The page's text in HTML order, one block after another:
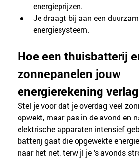
energieprijzen.
Je draagt bij aan een
energiesysteem.
Hoe een thuisbatterij
zonnepanelen jouw
energierekening
Stel je voor dat je overdag veel
opwekt, maar pas in de avond en
elektrische apparaten intensief
batterij gaat die opgewekte
naar het net, terwijl je ’s avonds